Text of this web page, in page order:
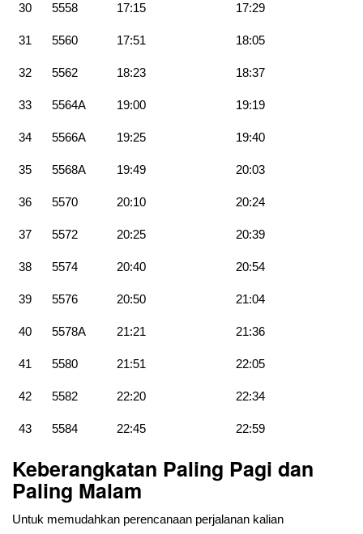
30 5558 17:15 17:29
31 5560 17:51 18:05
32 5562 18:23 18:37
33 5564A 19:00 19:19
34 5566A 19:25 19:40
35 5568A 19:49 20:03
36 5570 20:10 20:24
37 5572 20:25 20:39
38 5574 20:40 20:54
39 5576 20:50 21:04
40 5578A 21:21 21:36
41 5580 21:51 22:05
42 5582 22:20 22:34
43 5584 22:45 22:59
Keberangkatan Paling Pagi dan
Paling Malam
Untuk memudahkan perencanaan perjalanan kalian